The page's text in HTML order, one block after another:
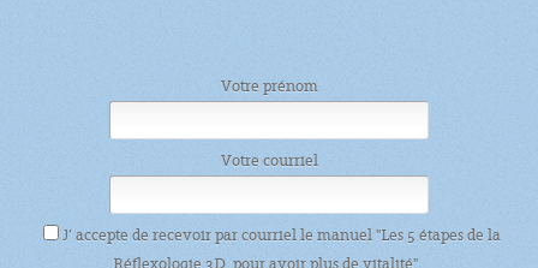
Votre prénom
Votre courriel
J’ accepte de recevoir par courriel le manuel "Les 5 étapes de la